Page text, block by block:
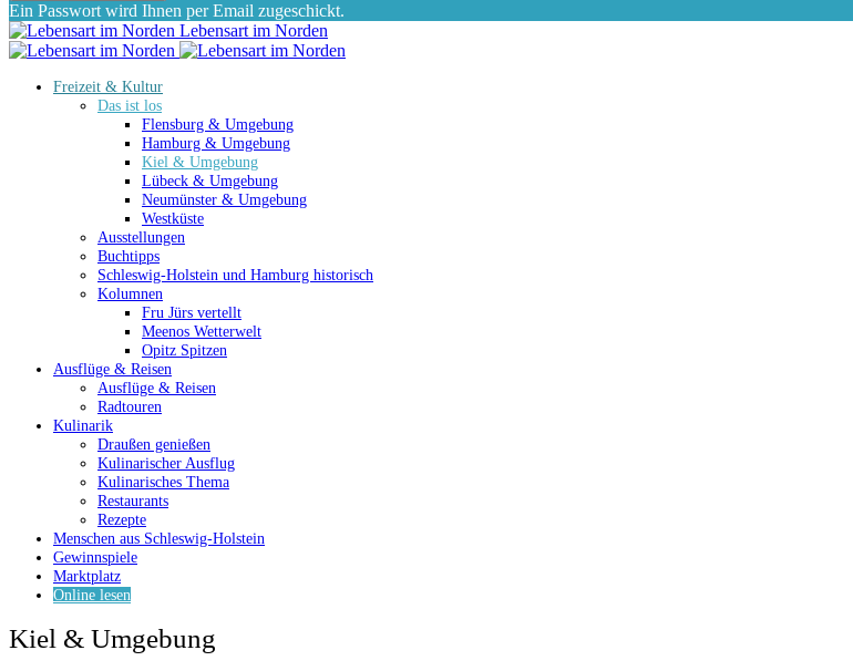
Ein Passwort wird Ihnen per Email zugeschickt.
Lebensart im Norden
Freizeit & Kultur
Das ist los
Flensburg & Umgebung
Hamburg & Umgebung
Kiel & Umgebung
Lübeck & Umgebung
Neumünster & Umgebung
Westküste
Ausstellungen
Buchtipps
Schleswig-Holstein und Hamburg historisch
Kolumnen
Fru Jürs vertellt
Meenos Wetterwelt
Opitz Spitzen
Ausflüge & Reisen
Ausflüge & Reisen
Radtouren
Kulinarik
Draußen genießen
Kulinarischer Ausflug
Kulinarisches Thema
Restaurants
Rezepte
Menschen aus Schleswig-Holstein
Gewinnspiele
Marktplatz
Online lesen
Kiel & Umgebung